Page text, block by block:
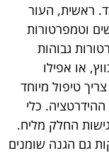
ראשית, העור
וטמפרטורות
גבוהות
או אפילו
טיפול מיוחד
כלי
החלק מליח.
גם הגנה שומנים